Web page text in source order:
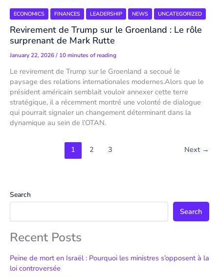
ECONOMICS FINANCES LEADERSHIP NEWS UNCATEGORIZED
Revirement de Trump sur le Groenland : Le rôle
surprenant de Mark Rutte
January 22, 2026/ 10 minutes of reading
Le revirement de Trump sur le Groenland a secoué le
paysage des relations internationales modernes.Alors que le
président américain semblait vouloir annexer cette terre
stratégique, il a récemment montré une volonté de dialogue
qui pourrait signaler un changement déterminant dans la
dynamique au sein de l’OTAN.
1 2 3 Next →
Search
Search
Recent Posts
Peine de mort en Israël : Pourquoi les ministres s’opposent à la
loi controversée